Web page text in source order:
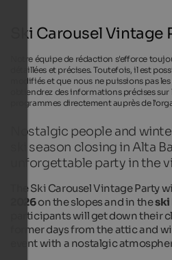
Ski Carousel Vintage
Notre équipe de rédaction s'efforce
détaillées et précises. Toutefois, il est
modifiés et que nous ne puissions pas
obtiendrez des informations précises sur
programmes directement auprès de
Nostalgic people and
ski season closing in Alta
unforgettable party in the
The Ski Carousel Vintage Party
2026on the slopes and in theski
participants will get down their
former days from the attic and
event with a nostalgic